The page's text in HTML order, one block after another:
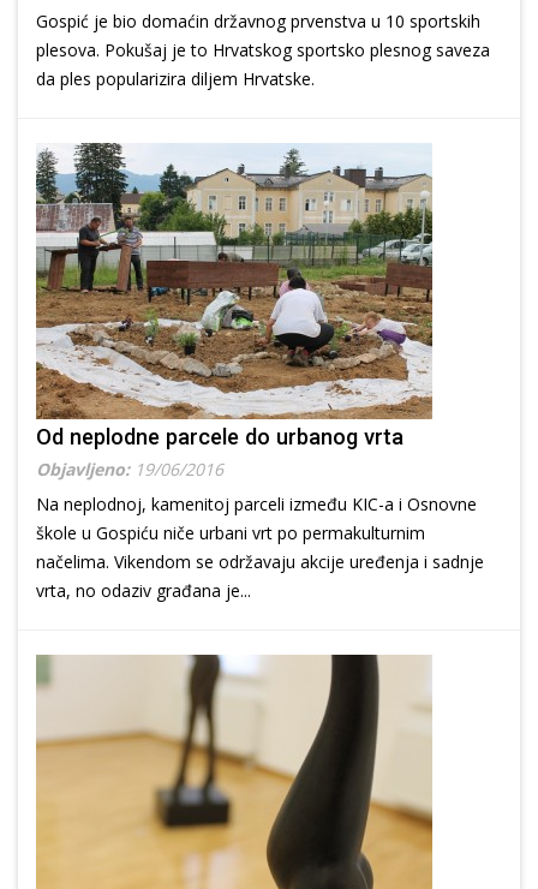
Gospić je bio domaćin državnog prvenstva u 10 sportskih
plesova. Pokušaj je to Hrvatskog sportsko plesnog saveza
da ples popularizira diljem Hrvatske.
Od neplodne parcele do urbanog vrta
Objavljeno: 19/06/2016
Na neplodnoj, kamenitoj parceli između KIC-a i Osnovne
škole u Gospiću niče urbani vrt po permakulturnim
načelima. Vikendom se održavaju akcije uređenja i sadnje
vrta, no odaziv građana je...